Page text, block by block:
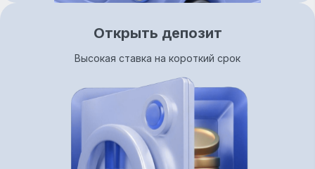
Открыть депозит
Высокая ставка на короткий срок